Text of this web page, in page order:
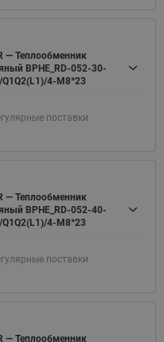
— Теплообменник
BPHE_RD-052-30-
4-M8*23
поставки
— Теплообменник
BPHE_RD-052-40-
4-M8*23
поставки
— Теплообменник